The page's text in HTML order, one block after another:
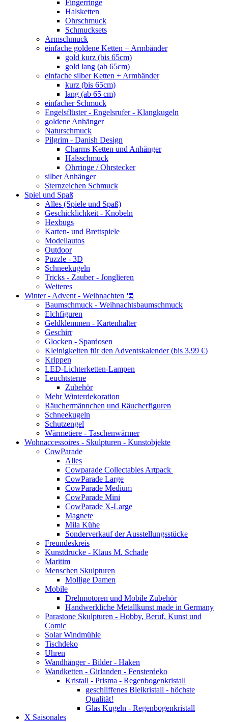
Fingerringe
Halsketten
Ohrschmuck
Schmucksets
Armschmuck
einfache goldene Ketten + Armbänder
gold kurz (bis 65cm)
gold lang (ab 65cm)
einfache silber Ketten + Armbänder
kurz (bis 65cm)
lang (ab 65 cm)
einfacher Schmuck
Engelsflüster - Engelsrufer - Klangkugeln
goldene Anhänger
Naturschmuck
Pilgrim - Danish Design
Charms Ketten und Anhänger
Halsschmuck
Ohrringe / Ohrstecker
silber Anhänger
Sternzeichen Schmuck
Spiel und Spaß
Alles (Spiele und Spaß)
Geschicklichkeit - Knobeln
Hexbugs
Karten- und Brettspiele
Modellautos
Outdoor
Puzzle - 3D
Schneekugeln
Tricks - Zauber - Jonglieren
Weiteres
Winter - Advent - Weihnachten 🎅
Baumschmuck - Weihnachtsbaumschmuck
Elchfiguren
Geldklemmen - Kartenhalter
Geschirr
Glocken - Spardosen
Kleinigkeiten für den Adventskalender (bis 3,99 €)
Krippen
LED-Lichterketten-Lampen
Leuchtsterne
Zubehör
Mehr Winterdekoration
Räuchermännchen und Räucherfiguren
Schneekugeln
Schutzengel
Wärmetiere - Taschenwärmer
Wohnaccessoires - Skulpturen - Kunstobjekte
CowParade
Alles
Cowparade Collectables Artpack
CowParade Large
CowParade Medium
CowParade Mini
CowParade X-Large
Magnete
Mila Kühe
Sonderverkauf der Ausstellungsstücke
Freundeskreis
Kunstdrucke - Klaus M. Schade
Maritim
Menschen Skulpturen
Mollige Damen
Mobile
Drehmotoren und Mobile Zubehör
Handwerkliche Metallkunst made in Germany
Parastone Skulpturen - Hobby, Beruf, Kunst und
Comic
Solar Windmühle
Tischdeko
Uhren
Wandhänger - Bilder - Haken
Wandketten - Girlanden - Fensterdeko
Kristall - Prisma - Regenbogenkristall
geschliffenes Bleikristall - höchste
Qualität!
Glas Kugeln - Regenbogenkristall
X Saisonales